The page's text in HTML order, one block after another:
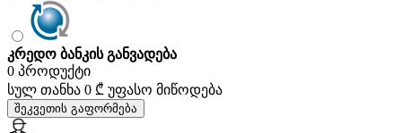
კრედო ბანკის განვადება
0 პროდუქტი
სულ თანხა 0 ₾ უფასო მიწოდება
შეკვეთის გაფორმება